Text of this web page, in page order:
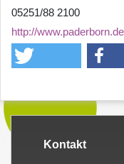
05251/88 2100
http://www.paderborn.de
Kontakt